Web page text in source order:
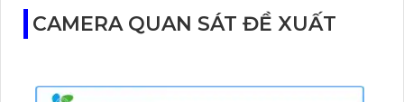
CAMERA QUAN SÁT ĐỀ XUẤT